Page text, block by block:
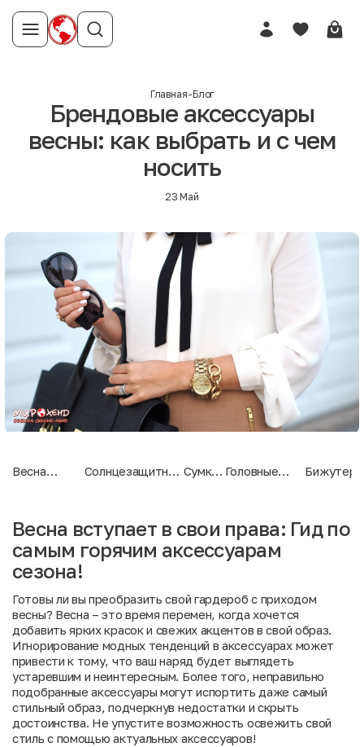
Главная-Блог
Брендовые аксессуары
весны: как выбрать и с чем
носить
23 Май
Весна
самым
горячим
аксессуарам
сезона!
Солнцезащитные Сумки: Головные
Весна вступает в свои права: Гид по
самым горячим аксессуарам
сезона!
Готовы ли вы преобразить свой гардероб с приходом
весны? Весна – это время перемен, когда хочется
добавить ярких красок и свежих акцентов в свой образ.
Игнорирование модных тенденций в аксессуарах может
привести к тому, что ваш наряд будет выглядеть
устаревшим и неинтересным. Более того, неправильно
подобранные аксессуары могут испортить даже самый
стильный образ, подчеркнув недостатки и скрыть
достоинства. Не упустите возможность освежить свой
стиль с помощью актуальных аксессуаров!